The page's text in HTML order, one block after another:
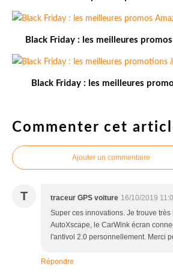
Black Friday : les meilleures
Black Friday : les meilleures
Commenter cet
Ajouter un commentaire
T traceur GPS voiture 16/10/2019
Super ces innovations. Je trouve
AutoXscape, le CarWink écran
l'antivol 2.0 personnellement. Merci
Répondre